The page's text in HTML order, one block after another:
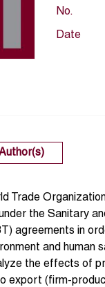
No.
Date
Trade
the Sanitary
agreements in
and
the effects of
export (firm-